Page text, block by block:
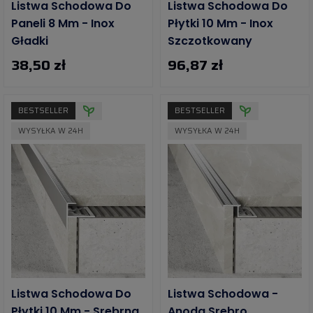
Listwa Schodowa Do
Paneli 8 Mm - Inox
Gładki
38,50 zł
Listwa Schodowa Do
Płytki 10 Mm - Inox
Szczotkowany
96,87 zł
Listwa Schodowa Do
BESTSELLER
WYSYŁKA W 24H
Listwa Schodowa -
BESTSELLER
WYSYŁKA W 24H